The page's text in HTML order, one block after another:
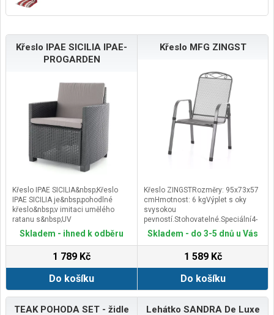
Křeslo IPAE SICILIA IPAE-
PROGARDEN
Křeslo IPAE SICILIA&nbsp;Křeslo
IPAE SICILIA je&nbsp;pohodlné
křeslo&nbsp;v imitaci umělého
ratanu s&nbsp;UV
filtrem.&nbsp;&nbsp;Nábytek IPAE
SICILIA má originální povrchovou
strukturu napodobující přírodní
ratan.&nbsp;Ideální pro pohodlné
venkovní posezení na vaší zahradě
či terase.Velmi snadné
údržba.&nbsp;Vysoce odolné
účinkům nepříznivých
Skladem - ihned k odběru
1 789 Kč
Do košíku
Křeslo MFG ZINGST
Křeslo ZINGSTRozměry: 95x73x57
cmHmotnost: 6 kgVýplet s oky
svysokou
pevností.Stohovatelné.Speciální4-
vrstvá povrchová úpravasNANO
technologiípro venkovní použití ve
vlhkém prostředí.Odolné vůčivodě,
slunci a mrazu.Polyesterová
vrstvasUV filtrem.Test GS
kvality.Ideální pro venkovní gastro
terasách. Nábytek z
tahokovuněmecké společnosti
Skladem - do 3-5 dnů u Vás
1 589 Kč
Do košíku
TEAK POHODA SET - židle
Lehátko SANDRA De Luxe